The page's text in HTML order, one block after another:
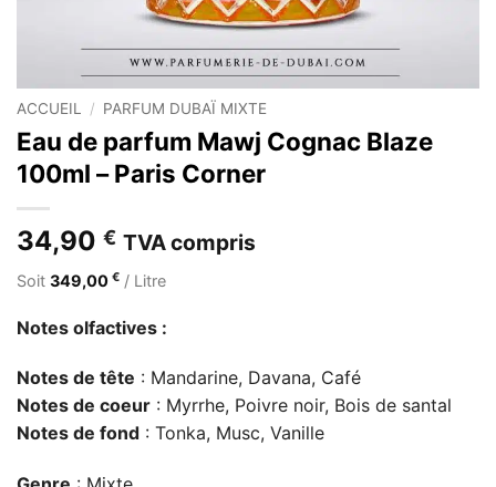
ACCUEIL / PARFUM DUBAÏ MIXTE
Eau de parfum Mawj Cognac Blaze
100ml – Paris Corner
34,90 € TVA compris
Soit 349,00 € / Litre
Notes olfactives :
Notes de tête : Mandarine, Davana, Café
Notes de coeur : Myrrhe, Poivre noir, Bois de santal
Notes de fond : Tonka, Musc, Vanille